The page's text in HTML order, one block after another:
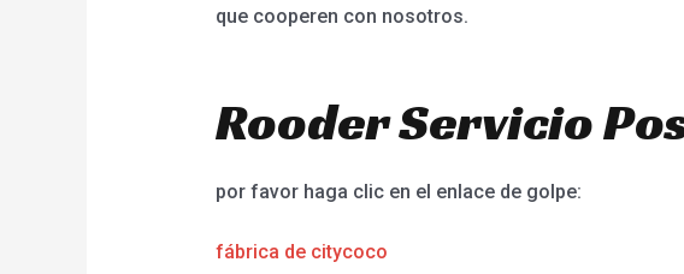
que cooperen con nosotros.
Rooder Servicio
por favor haga clic en el enlace de golpe:
fábrica de citycoco